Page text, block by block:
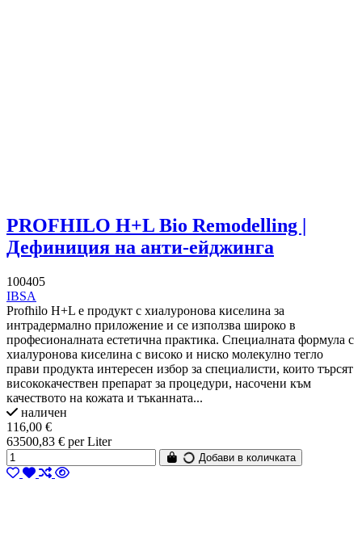
PROFHILO H+L Bio Remodelling |
Дефиниция на анти-ейджинга
100405
IBSA
Profhilo H+L е продукт с хиалуронова киселина за
интрадермално приложение и се използва широко в
професионалната естетична практика. Специалната формула с
хиалуронова киселина с високо и ниско молекулно тегло
прави продукта интересен избор за специалисти, които търсят
висококачествен препарат за процедури, насочени към
качеството на кожата и тъканната...
наличен
116,00 €
63500,83 € per Liter
Добави в количката